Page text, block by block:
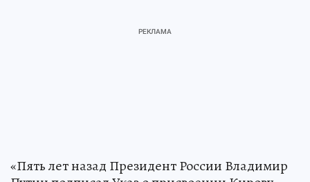
«Пять лет назад Президент России Владимир